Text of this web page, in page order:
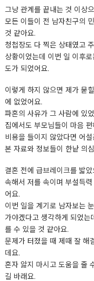
그냥 관계를 끝내는 것 이상
모든 이들이 전 남자친구의
것 같아요.
청첩장도 다 찍은 상태였고
상황이었는데 이번 일 이후
도가 되었어요.
이렇게 하지 않으면 제가 묻
에 없었어요.
파혼의 사유가 그 사람에 있
집에서도 부모님들이 마음
비용을 들이지 않았다면 어
본 자료와 정보들이 한낱 의
결혼 전에 급브레이크를 밟
속해서 저를 속이며 부설득
어요.
이번 일을 계기로 남자보는
가야겠다고 생각하게 되었는
를 수 있을 것 같아요.
문제가 터졌을 때 제때 잘 해
데요.
혼자 앓지 마시고 도움을 줄
길 바래요.